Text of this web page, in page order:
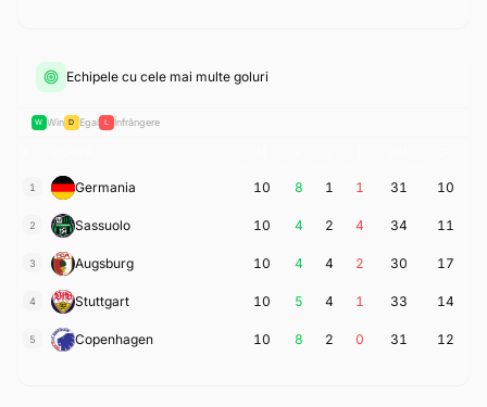
Echipele cu cele mai multe goluri
W Win D Egal L Înfrângere
1 Germania 10 8 1 1 31 10
2 Sassuolo 10 4 2 4 34 11
3 Augsburg 10 4 4 2 30 17
4 Stuttgart 10 5 4 1 33 14
5 Copenhagen 10 8 2 0 31 12